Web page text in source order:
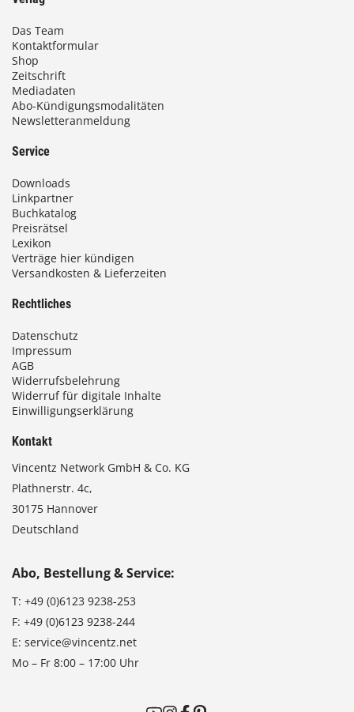
Das Team
Kontaktformular
Shop
Zeitschrift
Mediadaten
Abo-Kündigungsmodalitäten
Newsletteranmeldung
Service
Downloads
Linkpartner
Buchkatalog
Preisrätsel
Lexikon
Verträge hier kündigen
Versandkosten & Lieferzeiten
Rechtliches
Datenschutz
Impressum
AGB
Widerrufsbelehrung
Widerruf für digitale Inhalte
Einwilligungserklärung
Kontakt
Vincentz Network GmbH & Co. KG
Plathnerstr. 4c,
30175 Hannover
Deutschland
Abo, Bestellung & Service:
T: +49 (0)6123 9238-253
F: +49 (0)6123 9238-244
E: service@vincentz.net
Mo – Fr 8:00 – 17:00 Uhr